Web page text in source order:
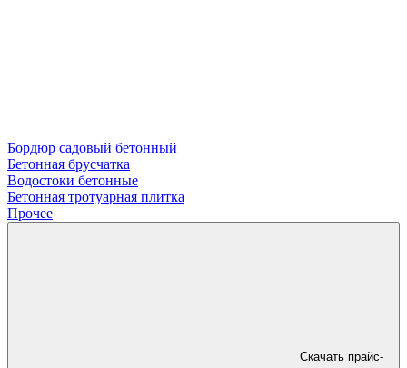
Бордюр садовый бетонный
Бетонная брусчатка
Водостоки бетонные
Бетонная тротуарная плитка
Прочее
Скачать прайс-